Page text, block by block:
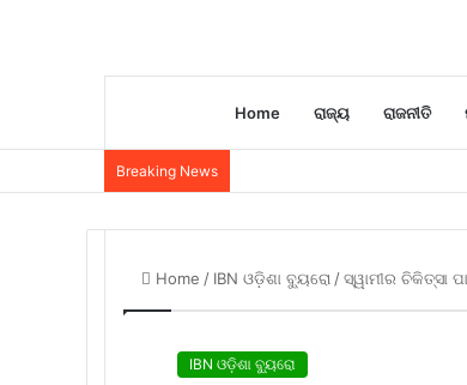
Home ରାଜ୍ୟ ରାଜନୀତି
Breaking News
Home / IBN ଓଡ଼ିଶା ବ୍ୟୁରୋ /ସ୍ୱାମୀର ଚିକିତ୍ସା
IBN ଓଡ଼ିଶା ବ୍ୟୁରୋ